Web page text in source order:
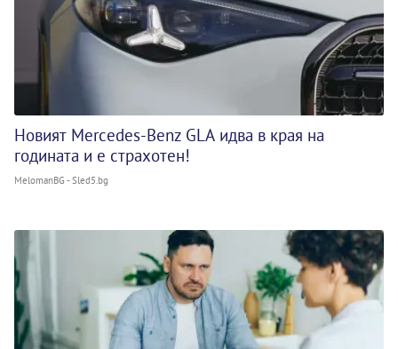
Новият Mercedes-Benz GLA идва в края на
годината и е страхотен!
MelomanBG - Sled5.bg